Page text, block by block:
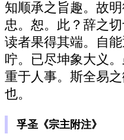
知顺承之旨趣。故
忠。恕。此？辞之切
读者果得其端。自
咛。已尽坤象大义
重于人事。斯全易
也。
孚圣《宗主附注》